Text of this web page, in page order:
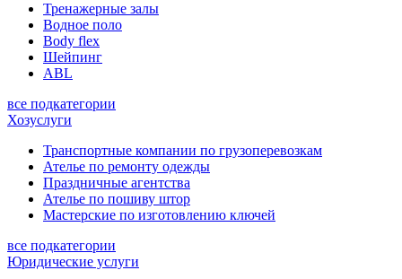
Тренажерные залы
Водное поло
Body flex
Шейпинг
ABL
все подкатегории
Хозуслуги
Транспортные компании по грузоперевозкам
Ателье по ремонту одежды
Праздничные агентства
Ателье по пошиву штор
Мастерские по изготовлению ключей
все подкатегории
Юридические услуги